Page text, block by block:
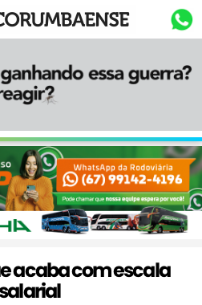
acaba com escala